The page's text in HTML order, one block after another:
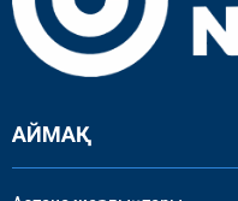
АЙМАҚ